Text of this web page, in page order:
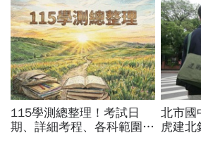
115學測總整理！考試日
期、詳細考程、各科範圍…
北市國
虎建北